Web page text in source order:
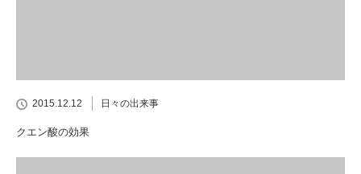
2015.12.12 日々の出来事
クエン酸の効果